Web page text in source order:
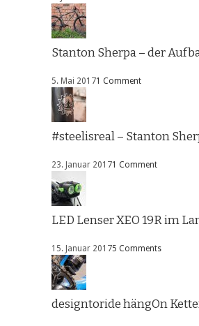
Stanton Sherpa – der
5. Mai 20171 Comment
#steelisreal – Stanton
23. Januar 20171 Comment
LED Lenser XEO 19R im
15. Januar 20175 Comments
designtoride hängOn